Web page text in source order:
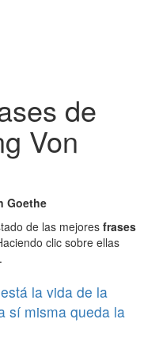
de
Von
Goethe
de las mejores frases
clic sobre ellas
la vida de la
sí misma queda la